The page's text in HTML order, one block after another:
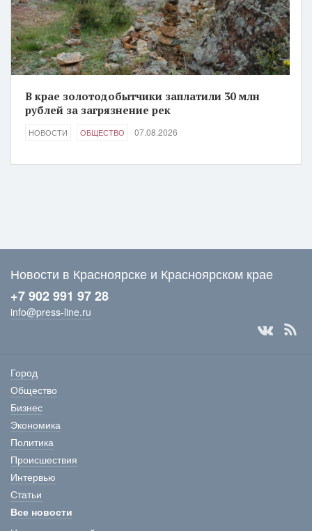
В крае золотодобытчики заплатили 30 млн
рублей за загрязнение рек
НОВОСТИ ОБЩЕСТВО 07.08.2026
Новости в Красноярске и Красноярском крае
+7 902 991 97 28
info@press-line.ru
Город
Общество
Бизнес
Экономика
Политика
Происшествия
Интервью
Статьи
Все новости